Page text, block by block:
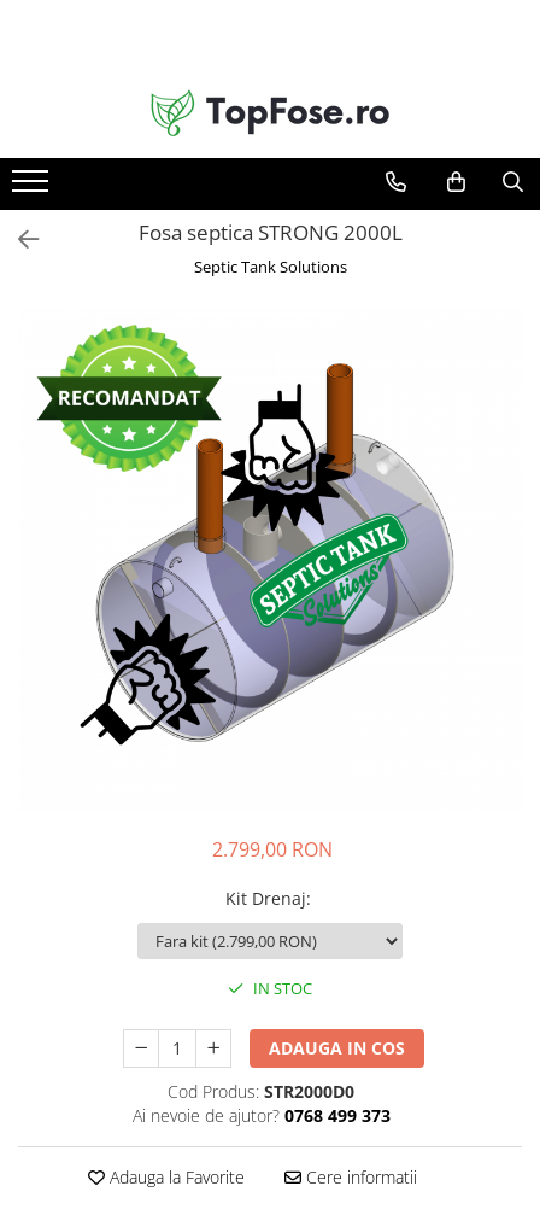
Fose Septice Ecologice
Tricamerale (cele mai populare)
Cu 5 Camere (filtrare avansată)
STRONG (vârful de gamă)
Cămine
Cămin Tehnic pentru Hidrofor
Cămin Bidirecțional (Fosă +
Canalizare)
Cămin Pluviale (Filtrare Frunze)
Extensie pentru drenaj
Sifon Anti-Miros
Tunel de percolare
Fosa septica STRONG 2000L
Septic Tank Solutions
2.799,00 RON
Kit Drenaj:
IN STOC
ADAUGA IN COS
Cod Produs: STR2000D0
Ai nevoie de ajutor? 0768 499 373
Adauga la Favorite Cere informatii